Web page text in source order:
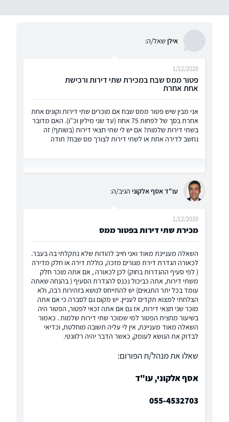
אילןשאל/ה:
פטור ממס שבח במכירת שתי דירות ורכישת
אחת אחרת
1/12/2020
אני מבין שיש פטור ממס שבח אם מוכרים שתי דירות וקונים אחת
אחרת בסך של לפחות 75 אחוז (עד שני מיליון וכ"ו). האם מדובר
בשתי דירות שלמות? אם יש לי שתי חצאי דירות (בשותף) זה
נחשב לדירה אחת או לשתי דירות לצורך מס שבח? תודה
עו"ד אסף אלקוני הגיב/ה:
מכירת שתי דירות בפטור ממס
1/12/2020
השאלה מעניינת מאוד ואני חייב להודות שלא נתקלתי בה בעבר.
לכאורה הגדרת דירת מגורים מזכה, כוללת דירה או חלק מדירה
( לפי סעיף ההגדרות בחוק) לכן לכאורה , אם אתה מוכר חלק
משתי דירות, אתה כביכול נכנס להגדרת הסעיף ( בהנחה שאתה
עומד בכל יתר התנאים) יש להתייחס לנושא בזהירות רבה, ולא
הצלחתי למצוא תקדים לעניין. יש מקום גם לסברה כי אם אתה
מוכר שני חצאי דירות, אז גם אם אתה זכאי לפטור, הפטור היה
בשיעור מחצית הפטור למי שמוכר שתי דירות שלמות . כאמור
השאלה מאוד מעניינת, אין לי עליה תשובה מוחלטת, וכדיאי
לבדוק את הנושא לעומק, כאשר הדבר יהיה רלוונטי.
שאלו את מנהל/ת הפורום:
אסף אלקוני, עו"ד
055-4532703